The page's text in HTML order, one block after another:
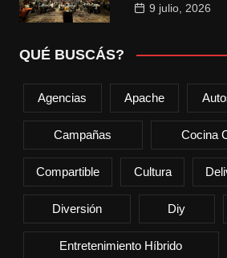
9 julio, 2026
QUÉ BUSCÁS?
Agencias Apache
Campañas Cocina
Compartible Cultura
Diversión Diy
Entretenimiento Híbrido